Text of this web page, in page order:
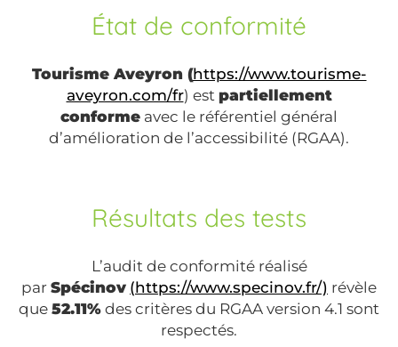
État de conformité
Tourisme Aveyron (https://www.tourisme-
aveyron.com/fr) est partiellement
conforme avec le référentiel général
d’amélioration de l’accessibilité (RGAA).
Résultats des tests
L’audit de conformité réalisé
par Spécinov (https://www.specinov.fr/) révèle
que 52.11% des critères du RGAA version 4.1 sont
respectés.